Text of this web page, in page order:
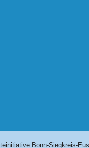
Bonn-Siegkreis-